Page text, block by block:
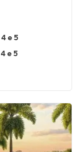
4 e 5
4 e 5